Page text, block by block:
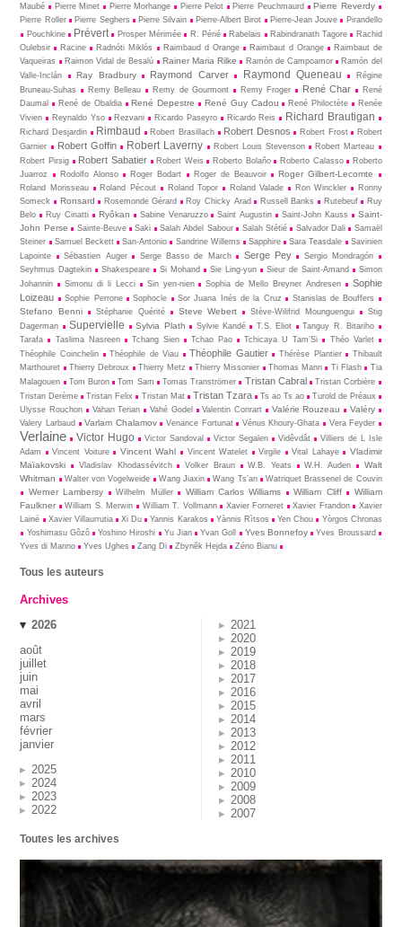
Maubé
Pierre Minet Pierre Morhange Pierre Pelot Pierre Peuchmaurd Pierre Reverdy
Pierre Roller Pierre Seghers Pierre Silvain Pierre-Albert Birot Pierre-Jean Jouve
Pirandello
Pouchkine
Prévert Prosper Mérimée R. Périé Rabelais Rabindranath Tagore
Rachid
Oulebsir
Racine Radnóti Miklós Raimbaud d Orange Raimbaut d Orange
Raimbaut de
Vaqueiras
Raimon Vidal de Besalú Rainer Maria Rilke Ramón de Campoamor
Ramón del
Valle-Inclán
Ray Bradbury Raymond Carver Raymond Queneau
Régine
Bruneau-Suhas
Remy Belleau Remy de Gourmont Remy Froger René Char
René
Daumal
René de Obaldia René Depestre René Guy Cadou René Philoctète
Renée
Vivien
Reynaldo Yso Rezvani Ricardo Paseyro Ricardo Reis Richard Brautigan
Richard Desjardin Rimbaud Robert Brasillach Robert Desnos Robert Frost
Robert
Garnier
Robert Goffin Robert Laverny Robert Louis Stevenson
Robert Marteau
Robert Pirsig
Robert Sabatier Robert Weis Roberto Bolaño Roberto Calasso
Roberto
Juarroz
Rodolfo Alonso Roger Bodart Roger de Beauvoir Roger Gilbert-Lecomte
Roland Morisseau Roland Pécout Roland Topor Roland Valade Ron Winckler
Ronny
Someck
Ronsard Rosemonde Gérard Roy Chicky Arad Russell Banks Rutebeuf
Ruy
Belo
Ruy Cinatti Ryôkan Sabine Venaruzzo Saint Augustin Saint-John Kauss
Saint-
John Perse
Sainte-Beuve Saki Salah Abdel Sabour Salah Stétié Salvador Dali
Samaël
Steiner
Samuel Beckett San-Antonio Sandrine Willems Sapphire Sara Teasdale
Savinien
Lapointe
Sébastien Auger Serge Basso de March Serge Pey
Sergio Mondragón
Seyhmus Dagtekin
Shakespeare Si Mohand Sie Ling-yun Sieur de Saint-Amand
Simon
Johannin
Simonu di li Lecci Sin yen-nien Sophia de Mello Breyner Andresen
Sophie
Loizeau
Sophie Perrone Sophocle Sor Juana Inés de la Cruz Stanislas de Bouffers
Stefano Benni Stéphanie Quérité Steve Webert Stève-Wilifrid Mounguengui
Stig
Dagerman
Supervielle Sylvia Plath Sylvie Kandé T.S. Eliot
Tanguy R. Bitariho
Tarafa
Taslima Nasreen Tchang Sien Tchao Pao Tchicaya U Tam’Si
Théo Varlet
Théophile Coinchelin
Théophile de Viau Théophile Gautier Thérèse Plantier
Thibault
Marthouret
Thierry Debroux Thierry Metz Thierry Missonier Thomas Mann Ti Flash
Tia
Malagouen
Tom Buron Tom Sam Tomas Tranströmer Tristan Cabral
Tristan Corbière
Tristan Derème
Tristan Felix Tristan Mat Tristan Tzara Ts ao Ts ao
Turold de Préaux
Ulysse Rouchon
Vahan Terian Vahé Godel Valentin Conrart Valérie Rouzeau Valéry
Valery Larbaud Varlam Chalamov Venance Fortunat Vénus Khoury-Ghata Vera Feyder
Verlaine Victor Hugo Victor Sandoval Victor Segalen Vidêvdât
Villiers de L Isle
Adam
Vincent Voiture Vincent Wahl Vincent Watelet Virgile Vital Lahaye
Vladimir
Maïakovski
Vladislav Khodassévitch Volker Braun W.B. Yeats W.H. Auden
Walt
Whitman
Walter von Vogelweide Wang Jiaxin Wang Ts’an Watriquet Brassenel de Couvin
Werner Lambersy Wilhelm Müller William Carlos Williams William Cliff
William
Faulkner
William S. Merwin William T. Vollmann Xavier Forneret Xavier Frandon
Xavier
Lainé
Xavier Villaurrutia Xi Du Yannis Karakos Yànnis Rìtsos Yen Chou
Yòrgos Chronas
Yoshimasu Gôzô
Yoshino Hiroshi Yu Jian Yvan Goll Yves Bonnefoy
Yves Broussard
Yves di Manno
Yves Ughes Zang Di Zbynĕk Hejda Zéno Bianu
Tous les auteurs
Archives
2026
août
juillet
juin
mai
avril
mars
février
janvier
2025
2024
2023
2022
2021
2020
2019
2018
2017
2016
2015
2014
2013
2012
2011
2010
2009
2008
2007
Toutes les archives